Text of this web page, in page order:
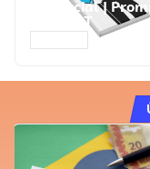
comercial |
ChatGPT